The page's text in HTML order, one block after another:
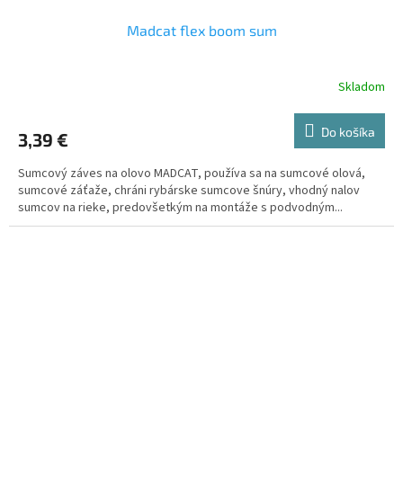
Madcat flex boom sum
Skladom
3,39 € Do košíka
Sumcový záves na olovo MADCAT, používa sa na sumcové olová,
sumcové záťaže, chráni rybárske sumcove šnúry, vhodný nalov
sumcov na rieke, predovšetkým na montáže s podvodným...